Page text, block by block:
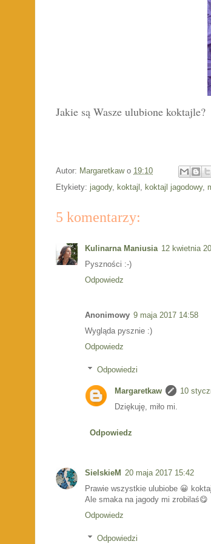
Jakie są Wasze ulubione koktajle?
Autor: Margaretkaw o 19:10
Etykiety: jagody, koktajl koktajl jagodowy,
5 komentarzy:
Kulinarna Maniusia 12 kwietnia
Pyszności :-)
Odpowiedz
Anonimowy 9 maja 2017 14:58
Wygląda pysznie :)
Odpowiedz
Odpowiedzi
Margaretkaw
10
Dziękuję, miło mi.
Odpowiedz
SielskieM 20 maja 2017 15:42
Prawie wszystkie ulubiobe 😀
Ale smaka na jagody mi zrobilaś😋
Odpowiedz
Odpowiedzi